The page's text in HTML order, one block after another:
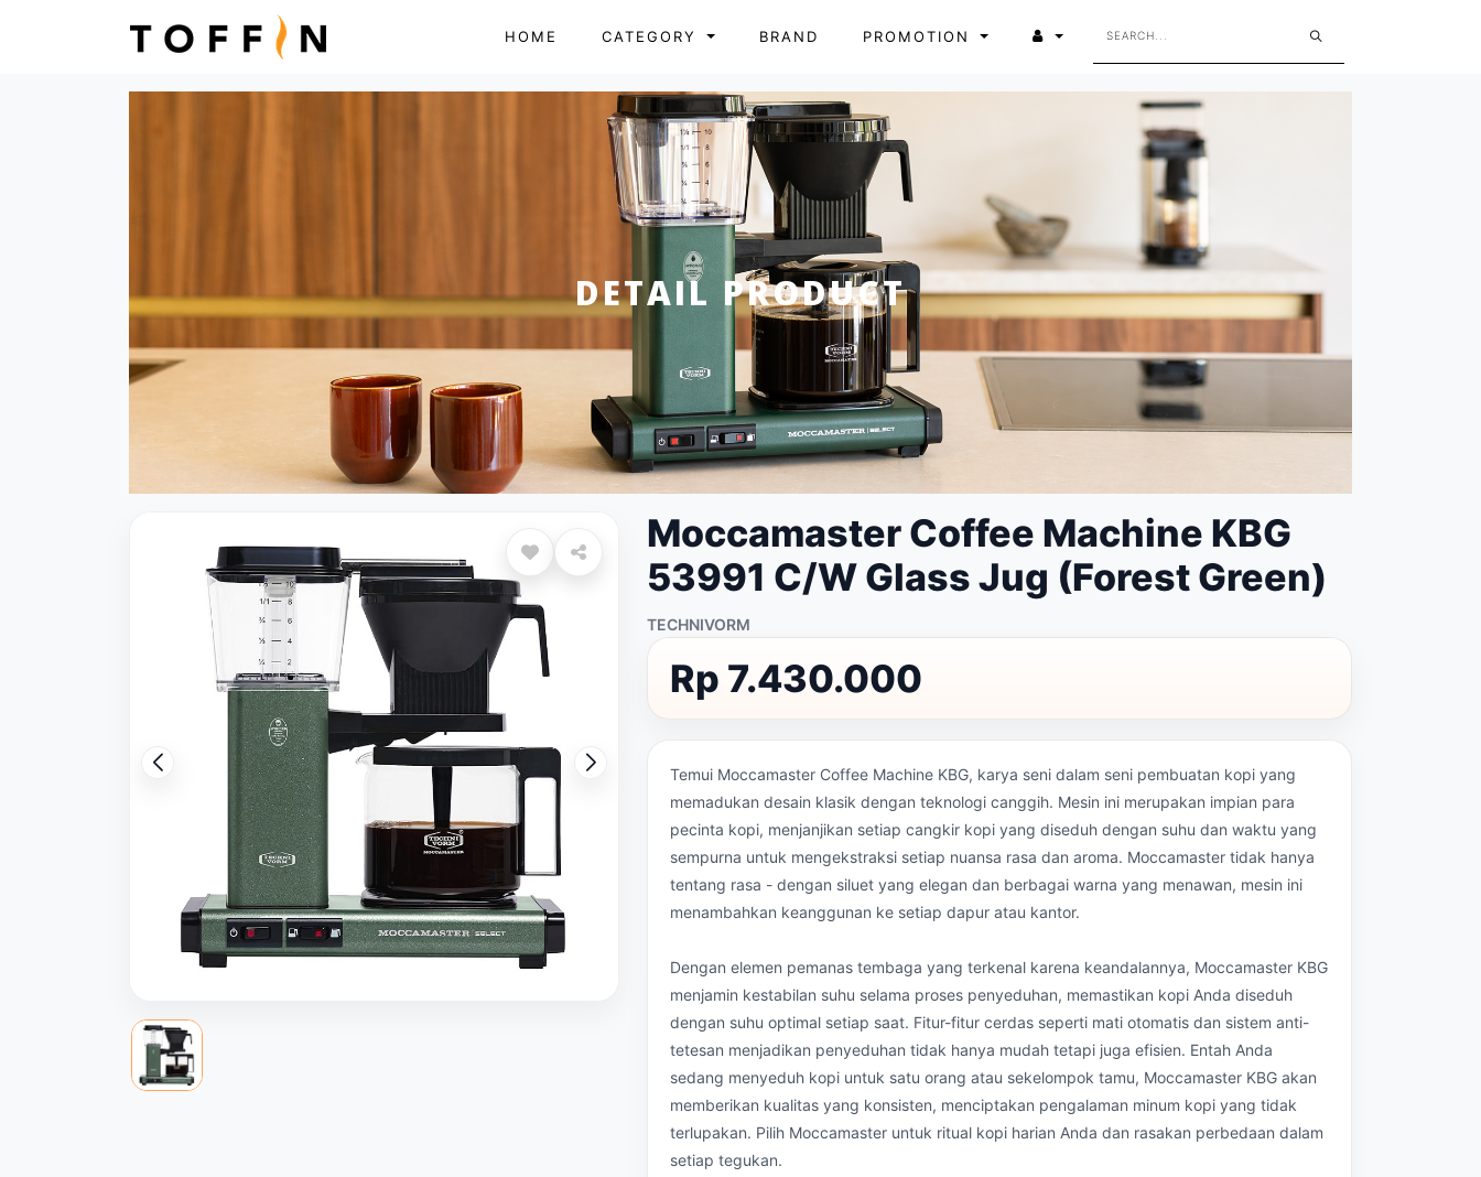
HOME CATEGORY BRAND PROMOTION
DETAIL PRODUCT
Moccamaster Coffee Machine KBG
53991 C/W Glass Jug (Forest Green)
TECHNIVORM
Rp 7.430.000
Temui Moccamaster Coffee Machine KBG, karya seni dalam seni pembuatan kopi yang
memadukan desain klasik dengan teknologi canggih. Mesin ini merupakan impian para
pecinta kopi, menjanjikan setiap cangkir kopi yang diseduh dengan suhu dan waktu yang
sempurna untuk mengekstraksi setiap nuansa rasa dan aroma. Moccamaster tidak hanya
tentang rasa - dengan siluet yang elegan dan berbagai warna yang menawan, mesin ini
menambahkan keanggunan ke setiap dapur atau kantor.
Dengan elemen pemanas tembaga yang terkenal karena keandalannya, Moccamaster KBG
menjamin kestabilan suhu selama proses penyeduhan, memastikan kopi Anda diseduh
dengan suhu optimal setiap saat. Fitur-fitur cerdas seperti mati otomatis dan sistem anti-
tetesan menjadikan penyeduhan tidak hanya mudah tetapi juga efisien. Entah Anda
sedang menyeduh kopi untuk satu orang atau sekelompok tamu, Moccamaster KBG akan
memberikan kualitas yang konsisten, menciptakan pengalaman minum kopi yang tidak
terlupakan. Pilih Moccamaster untuk ritual kopi harian Anda dan rasakan perbedaan dalam
setiap tegukan.